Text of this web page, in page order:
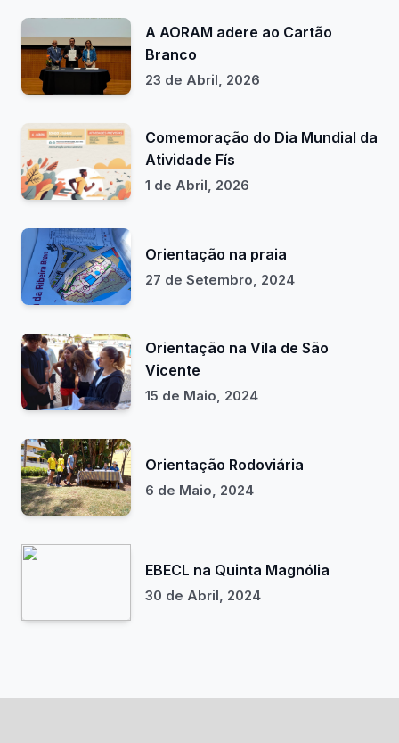
A AORAM adere ao Cartão
Branco
23 de Abril, 2026
Comemoração do Dia Mundial da
Atividade Fís
1 de Abril, 2026
Orientação na praia
27 de Setembro, 2024
Orientação na Vila de São
Vicente
15 de Maio, 2024
Orientação Rodoviária
6 de Maio, 2024
EBECL na Quinta Magnólia
30 de Abril, 2024